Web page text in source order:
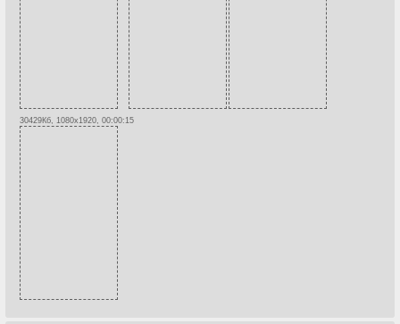
30429Кб, 1080x1920, 00:00:15